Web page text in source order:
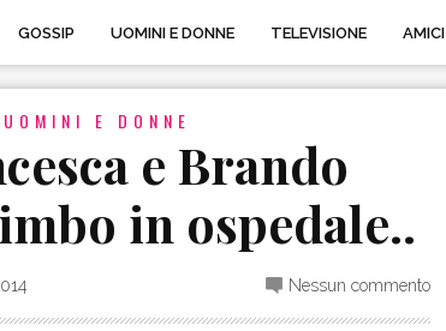
GOSSIP UOMINI E DONNE TELEVISIONE AMICI
UOMINI E DONNE
e Brando
in ospedale..
Nessun commento